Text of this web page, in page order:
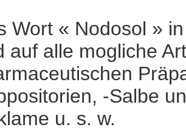
Wort « Nodosol »
auf alle mogliche
-Salbe
u. s. w.